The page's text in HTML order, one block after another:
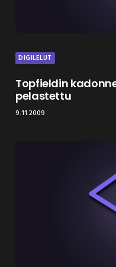
DIGILELUT
Topfieldin
pelastettu
9.11.2009